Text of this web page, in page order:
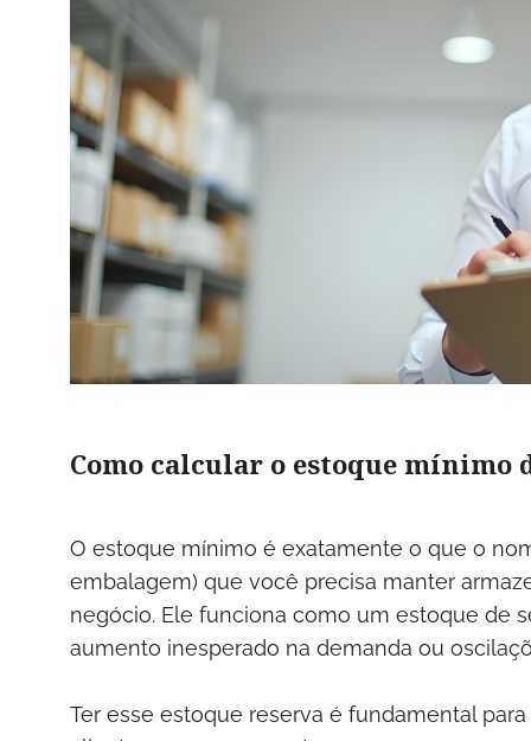
Como calcular o estoque mínimo
O estoque mínimo é exatamente o que o
embalagem) que você precisa manter
negócio. Ele funciona como um estoque de
aumento inesperado na demanda ou
Ter esse estoque reserva é fundamental